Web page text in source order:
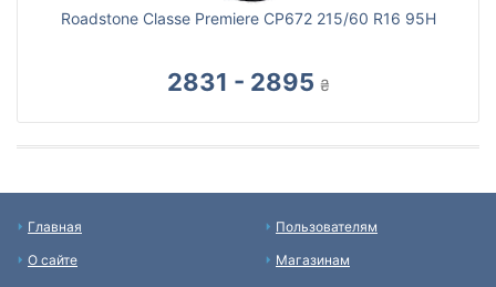
Roadstone Classe Premiere CP672 215/60 R16 95H
2831 - 2895 ₴
Главная
О сайте
Пользователям
Магазинам